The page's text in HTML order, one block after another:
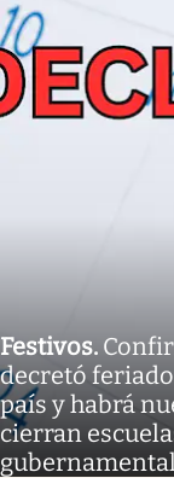
Festivos.
decretó
país y habrá
cierran